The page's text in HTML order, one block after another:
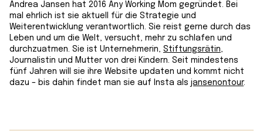
Andrea Jansen hat 2016 Any Working Mom gegründet. Bei
mal ehrlich ist sie aktuell für die Strategie und
Weiterentwicklung verantwortlich. Sie reist gerne durch das
Leben und um die Welt, versucht, mehr zu schlafen und
durchzuatmen. Sie ist Unternehmerin, Stiftungsrätin,
Journalistin und Mutter von drei Kindern. Seit mindestens
fünf Jahren will sie ihre Website updaten und kommt nicht
dazu – bis dahin findet man sie auf Insta als jansenontour.